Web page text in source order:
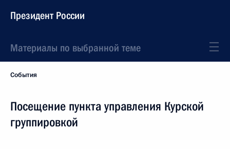
Президент России
Материалы по выбранной теме
События
Посещение пункта управления Курской
группировкой